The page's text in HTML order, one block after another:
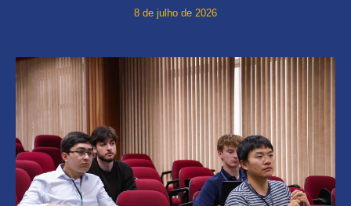
8 de julho de 2026